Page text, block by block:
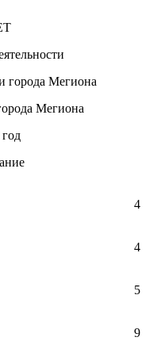
города Мегиона
Мегиона
год
4
4
5
9